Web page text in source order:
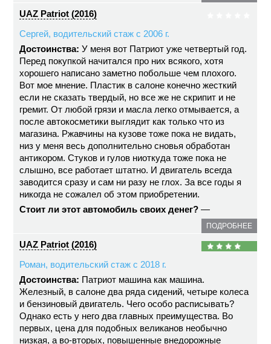
UAZ Patriot (2016)
Сергей, водительский стаж с 2006 г.
Достоинства: У меня вот Патриот уже четвертый год.
Перед покупкой начитался про них всякого, хотя
хорошего написано заметно побольше чем плохого.
Вот мое мнение. Пластик в салоне конечно жесткий
если не сказать твердый, но все же не скрипит и не
гремит. От любой грязи и масла легко отмывается, а
после автокосметики выглядит как только что из
магазина. Ржавчины на кузове тоже пока не видать,
низ у меня весь дополнительно сновья обработан
антикором. Стуков и гулов ниоткуда тоже пока не
слышно, все работает штатно. И двигатель всегда
заводится сразу и сам ни разу не глох. За все годы я
никогда не сожалел об этом приобретении.
Стоит ли этот автомобиль своих денег? —
ПОДРОБНЕЕ
UAZ Patriot (2016)
Роман, водительский стаж с 2018 г.
Достоинства: Патриот машина как машина.
Железный, в салоне два ряда сидений, четыре колеса
и бензиновый двигатель. Чего особо расписывать?
Однако есть у него два главных преимущества. Во
первых, цена для подобных великанов необычно
низкая, а во-вторых, повышенные внедорожные